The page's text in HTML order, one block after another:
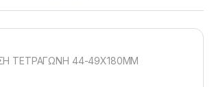
ΤΕΤΡΑΓΩΝΗ 44-49X180MM